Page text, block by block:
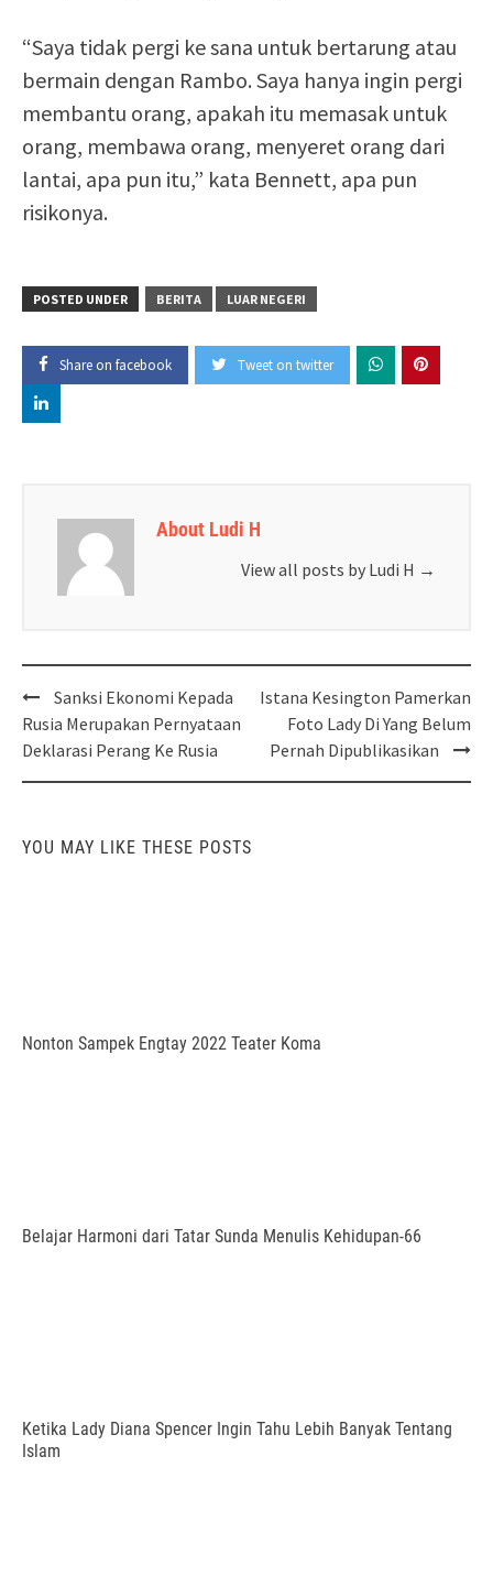
“Saya tidak pergi ke sana untuk bertarung atau
bermain dengan Rambo. Saya hanya ingin pergi
membantu orang, apakah itu memasak untuk
orang, membawa orang, menyeret orang dari
lantai, apa pun itu,” kata Bennett, apa pun
risikonya.
POSTED UNDER BERITA LUAR NEGERI
Share on facebook Tweet on twitter
About Ludi H
View all posts by Ludi H →
Post
navigation
Sanksi Ekonomi Kepada
Rusia Merupakan Pernyataan
Deklarasi Perang Ke Rusia
Istana Kesington Pamerkan
Foto Lady Di Yang Belum
Pernah Dipublikasikan
YOU MAY LIKE THESE POSTS
Nonton Sampek Engtay 2022 Teater Koma
Belajar Harmoni dari Tatar Sunda Menulis Kehidupan-66
Ketika Lady Diana Spencer Ingin Tahu Lebih Banyak Tentang
Islam